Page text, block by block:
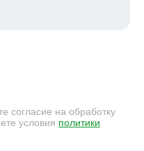
согласие на обработку
условия политики